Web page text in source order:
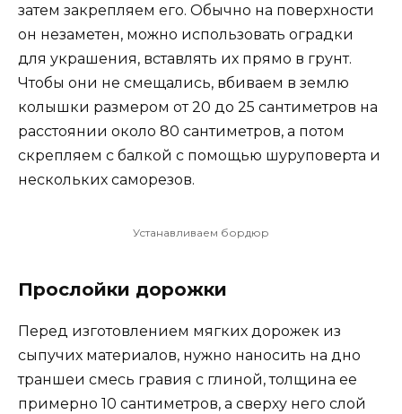
затем закрепляем его. Обычно на поверхности
он незаметен, можно использовать оградки
для украшения, вставлять их прямо в грунт.
Чтобы они не смещались, вбиваем в землю
колышки размером от 20 до 25 сантиметров на
расстоянии около 80 сантиметров, а потом
скрепляем с балкой с помощью шуруповерта и
нескольких саморезов.
Устанавливаем бордюр
Прослойки дорожки
Перед изготовлением мягких дорожек из
сыпучих материалов, нужно наносить на дно
траншеи смесь гравия с глиной, толщина ее
примерно 10 сантиметров, а сверху него слой